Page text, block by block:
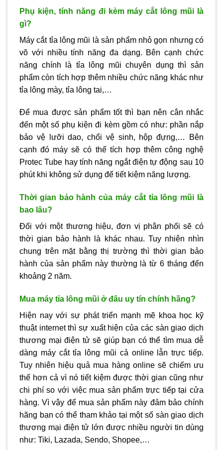
Phụ kiện, tính năng đi kèm máy cắt lông mũi là
gì?
Máy cắt tỉa lông mũi là sản phẩm nhỏ gọn nhưng có
võ với nhiều tính năng đa dạng. Bên cạnh chức
năng chính là tỉa lông mũi chuyên dụng thì sản
phẩm còn tích hợp thêm nhiều chức năng khác như
tỉa lông mày, tỉa lông tai,…
Để mua được sản phẩm tốt thì bạn nên cân nhắc
đến một số phụ kiện đi kèm gồm có như: phần nắp
bảo vệ lưỡi dao, chổi vệ sinh, hộp đựng,… Bên
cạnh đó máy sẽ có thể tích hợp thêm công nghệ
Protec Tube hay tính năng ngắt điện tự động sau 10
phút khi không sử dụng để tiết kiệm năng lượng.
Thời gian bảo hành của máy cắt tỉa lông mũi là
bao lâu?
Đối với một thương hiệu, đơn vị phân phối sẽ có
thời gian bảo hành là khác nhau. Tuy nhiên nhìn
chung trên mặt bằng thị trường thì thời gian bảo
hành của sản phẩm này thường là từ 6 tháng đến
khoảng 2 năm.
Mua máy tỉa lông mũi ở đâu uy tín chính hãng?
Hiện nay với sự phát triển mạnh mẽ khoa học kỹ
thuật internet thì sự xuất hiện của các sàn giao dịch
thương mại điện tử sẽ giúp bạn có thể tìm mua dễ
dàng máy cắt tỉa lông mũi cả online lẫn trực tiếp.
Tuy nhiên hiệu quả mua hàng online sẽ chiếm ưu
thế hơn cả vì nó tiết kiệm được thời gian cũng như
chi phí so với việc mua sản phẩm trực tiếp tại cửa
hàng. Vì vậy để mua sản phẩm này đảm bảo chính
hãng bạn có thể tham khảo tại một số sàn giao dịch
thương mại điện tử lớn được nhiều người tin dùng
như: Tiki, Lazada, Sendo, Shopee,…